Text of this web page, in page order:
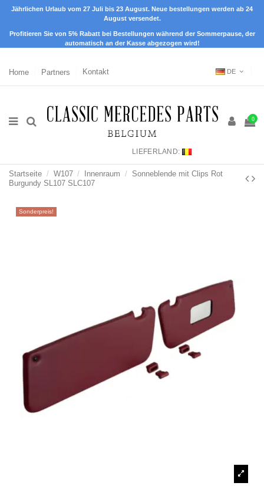
Jährlichen Urlaub vom 27 Juli bis 23 August. Neue bestellungen werden ab 24
August versendet.
Profitieren Sie von 5% Rabatt bei Bestellungen während der Sommerpause, der
automatisch an der Kasse abgezogen wird!
Home Partners Kontakt DE
0
LIEFERLAND:
Startseite W107 Innenraum
Sonneblende mit Clips Rot
Burgundy SL107 SLC107
Sonderpreis!